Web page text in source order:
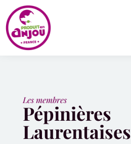
Les membres
Pépinières
Laurentaises
Panneau de gestion des cookies